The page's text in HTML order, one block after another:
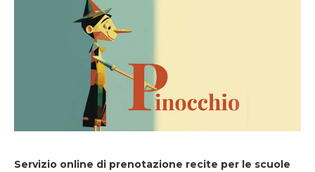
Servizio online di prenotazione recite per le scuole